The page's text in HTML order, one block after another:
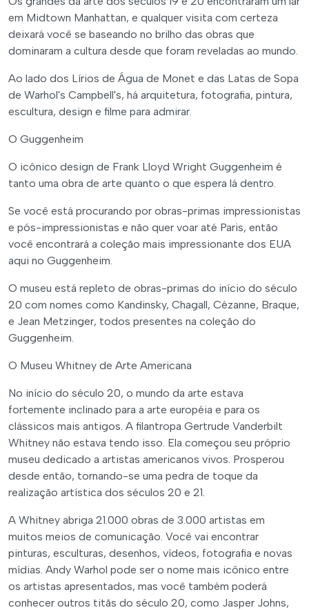
em Midtown Manhattan, e qualquer visita com certeza
deixará você se baseando no brilho das obras que
dominaram a cultura desde que foram reveladas ao mundo.
Ao lado dos Lírios de Água de Monet e das Latas de Sopa
de Warhol's Campbell's, há arquitetura, fotografia, pintura,
escultura, design e filme para admirar.
O Guggenheim
O icônico design de Frank Lloyd Wright Guggenheim é
tanto uma obra de arte quanto o que espera lá dentro.
Se você está procurando por obras-primas impressionistas
e pós-impressionistas e não quer voar até Paris, então
você encontrará a coleção mais impressionante dos EUA
aqui no Guggenheim.
O museu está repleto de obras-primas do início do século
20 com nomes como Kandinsky, Chagall, Cézanne, Braque,
e Jean Metzinger, todos presentes na coleção do
Guggenheim.
O Museu Whitney de Arte Americana
No início do século 20, o mundo da arte estava
fortemente inclinado para a arte européia e para os
clássicos mais antigos. A filantropa Gertrude Vanderbilt
Whitney não estava tendo isso. Ela começou seu próprio
museu dedicado a artistas americanos vivos. Prosperou
desde então, tornando-se uma pedra de toque da
realização artística dos séculos 20 e 21.
A Whitney abriga 21.000 obras de 3.000 artistas em
muitos meios de comunicação. Você vai encontrar
pinturas, esculturas, desenhos, vídeos, fotografia e novas
mídias. Andy Warhol pode ser o nome mais icônico entre
os artistas apresentados, mas você também poderá
conhecer outros titãs do século 20, como Jasper Johns,